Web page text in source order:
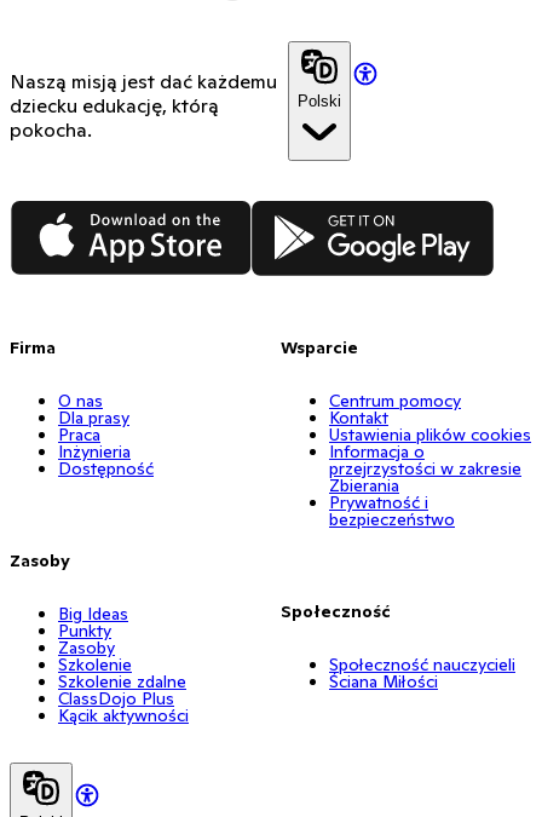
Naszą misją jest dać każdemu
dziecku edukację, którą
pokocha.
Polski
App Store Google Play
Firma
O nas
Dla prasy
Praca
Inżynieria
Dostępność
Zasoby
Big Ideas
Punkty
Zasoby
Szkolenie
Szkolenie zdalne
ClassDojo Plus
Kącik aktywności
Wsparcie
Centrum pomocy
Kontakt
Ustawienia plików cookies
Informacja o
przejrzystości w zakresie
Zbierania
Prywatność i
bezpieczeństwo
Społeczność
Społeczność nauczycieli
Ściana Miłości